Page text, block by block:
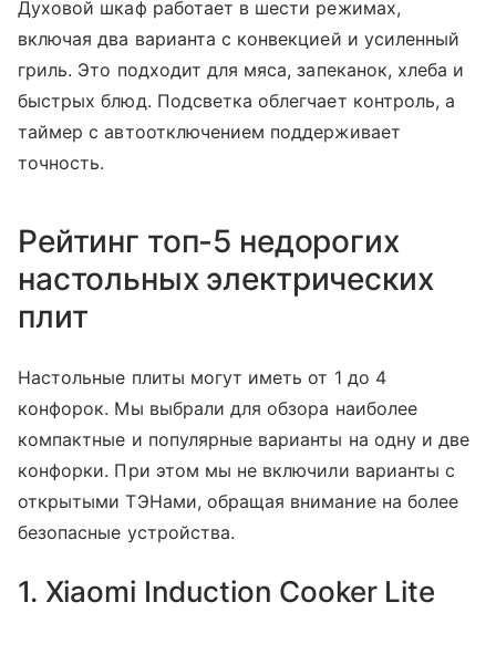
Духовой шкаф работает в шести режимах,
включая два варианта с конвекцией и усиленный
гриль. Это подходит для мяса, запеканок, хлеба и
быстрых блюд. Подсветка облегчает контроль, а
таймер с автоотключением поддерживает
точность.
Рейтинг топ-5 недорогих
настольных электрических
плит
Настольные плиты могут иметь от 1 до 4
конфорок. Мы выбрали для обзора наиболее
компактные и популярные варианты на одну и две
конфорки. При этом мы не включили варианты с
открытыми ТЭНами, обращая внимание на более
безопасные устройства.
1. Xiaomi Induction Cooker Lite